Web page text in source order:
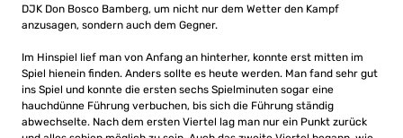
DJK Don Bosco Bamberg, um nicht nur dem Wetter den Kampf
anzusagen, sondern auch dem Gegner.
Im Hinspiel lief man von Anfang an hinterher, konnte erst mitten im
Spiel hienein finden. Anders sollte es heute werden. Man fand sehr gut
ins Spiel und konnte die ersten sechs Spielminuten sogar eine
hauchdünne Führung verbuchen, bis sich die Führung ständig
abwechselte. Nach dem ersten Viertel lag man nur ein Punkt zurück